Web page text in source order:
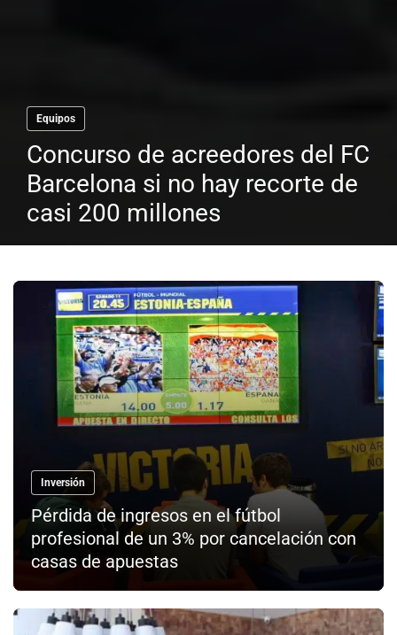
Equipos
Concurso de acreedores del FC
Barcelona si no hay recorte de
casi 200 millones
Inversión
Pérdida de ingresos en el fútbol
profesional de un 3% por cancelación con
casas de apuestas